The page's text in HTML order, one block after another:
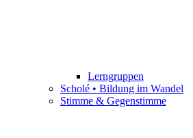
Lerngruppen
Scholé • Bildung im Wandel
Stimme & Gegenstimme